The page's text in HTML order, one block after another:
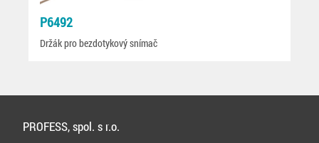
P6492
Držák pro bezdotykový snímač
PROFESS, spol. s r.o.